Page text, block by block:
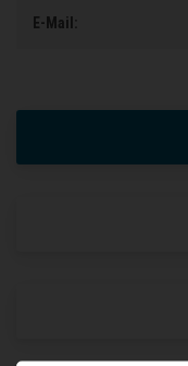
E-Mail: